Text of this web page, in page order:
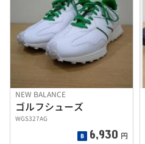
NEW BALANCE
ゴルフシューズ
WGS327AG
6,930 円